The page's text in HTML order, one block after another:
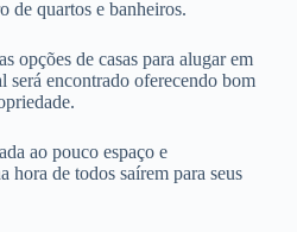
de quartos e banheiros.
opções de casas para alugar em
encontrado oferecendo bom
ao pouco espaço e
hora de todos saírem para seus